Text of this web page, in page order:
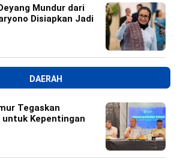
Mundur dari
Disiapkan Jadi
DAERAH
Tegaskan
untuk Kepentingan